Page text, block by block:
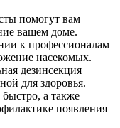
помогут вам
вашем доме.
к профессионалам
насекомых.
дезинсекция
для здоровья.
а также
появления